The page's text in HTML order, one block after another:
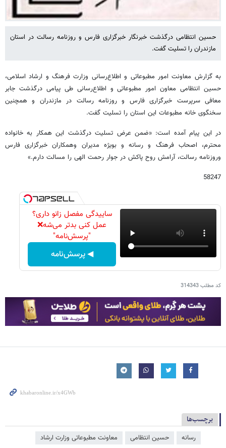
حسین انتظامی درگذشت خبرنگار خبرگزاری فارس و روزنامه رسالت در استان
مازندران را تسلیت گفت.
به گزارش معاونت امور مطبوعاتی و اطلاع‌رسانی وزارت فرهنگ و ارشاد اسلامی،
حسین انتظامی معاون امور مطبوعاتی و اطلاع‌رسانی طی پیامی درگذشت جابر
معافی سرپرست خبرگزاری فارس و روزنامه رسالت در مازندران و همچنین
سخنگوی خانه مطبوعات این استان را تسلیت گفت.
در این پیام آمده است: «ضمن عرض تسلیت درگذشت این همکار به خانواده
محترم، اصحاب فرهنگ و رسانه و بویژه مدیران وهمکاران خبرگزاری فارس
وروزنامه رسالت، آرامش روح پاکش در جوار رحمت الهی را مسالت دارم.»
58247
ساییدگی مفصل زانو داری؟
عمل کنی بدتر می‌شه❌
"پرسش‌نامه"
◀ پرسش‌نامه
کد مطلب314343
برچسب‌ها
رسانه حسین انتظامی معاونت مطبوعاتی وزارت ارشاد